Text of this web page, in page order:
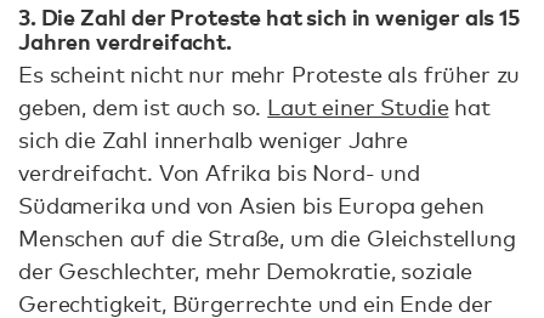
3. Die Zahl der Proteste hat sich in weniger als 15
Jahren verdreifacht.
Es scheint nicht nur mehr Proteste als früher zu
geben, dem ist auch so. Laut einer Studiehat
sich die Zahl innerhalb weniger Jahre
verdreifacht. Von Afrika bis Nord- und
Südamerika und von Asien bis Europa gehen
Menschen auf die Straße, um die Gleichstellung
der Geschlechter, mehr Demokratie, soziale
Gerechtigkeit, Bürgerrechte und ein Ende der